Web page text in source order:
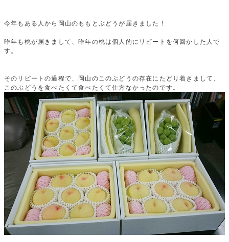
今年もある人から岡山のももとぶどうが届きました！
昨年も桃が届きまして、昨年の桃は個人的にリピートを何回かした人で
す。
そのリピートの過程で、岡山のこのぶどうの存在にたどり着きまして、
このぶどうを食べたくて食べたくて仕方なかったのです。